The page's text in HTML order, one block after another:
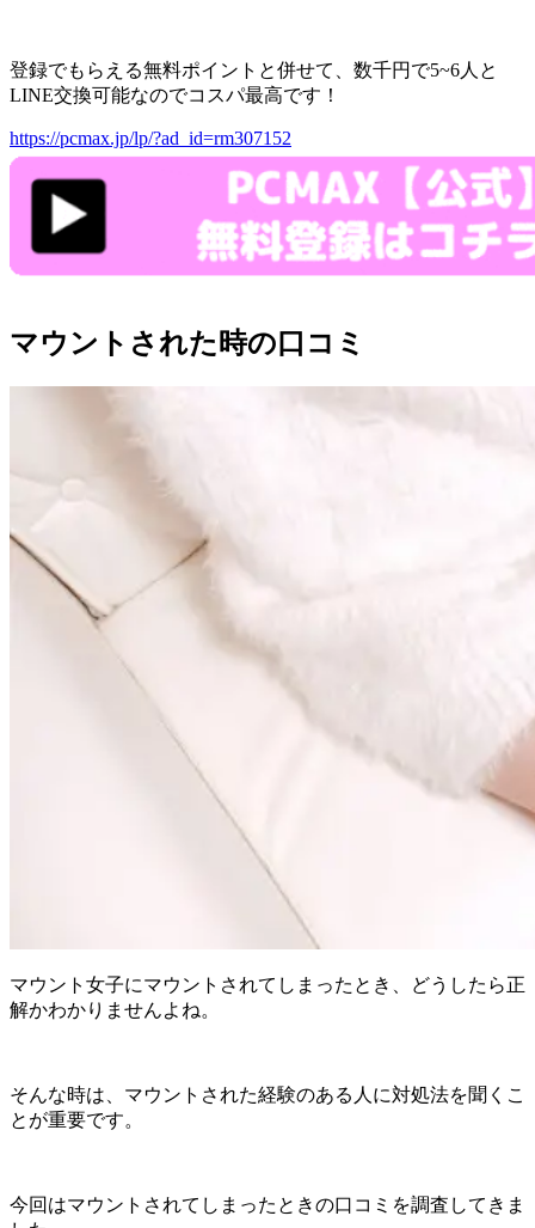
登録でもらえる無料ポイントと併せて、数千円で5~6人と
LINE交換可能なのでコスパ最高です！
https://pcmax.jp/lp/?ad_id=rm307152
マウントされた時の口コミ
マウント女子にマウントされてしまったとき、どうしたら正
解かわかりませんよね。
そんな時は、マウントされた経験のある人に対処法を聞くこ
とが重要です。
今回はマウントされてしまったときの口コミを調査してきま